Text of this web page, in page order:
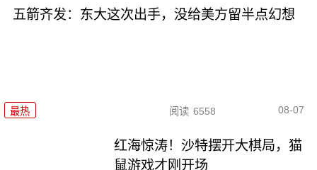
五箭齐发：东大这次出手，没给美方留半点幻想
最热 阅读 6558 08-07
红海惊涛！沙特摆开大棋局，猫
鼠游戏才刚开场